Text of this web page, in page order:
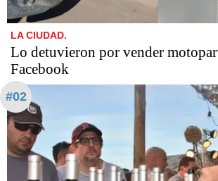
LA CIUDAD.
Lo detuvieron por vender
Facebook
#02